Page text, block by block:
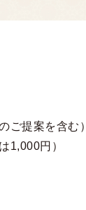
ご提案を含む）
1,000円）